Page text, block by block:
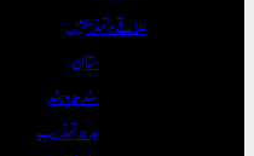
علاقے و تہذیبیں
ستان
سندھ و ہند
بدھ تہذیب